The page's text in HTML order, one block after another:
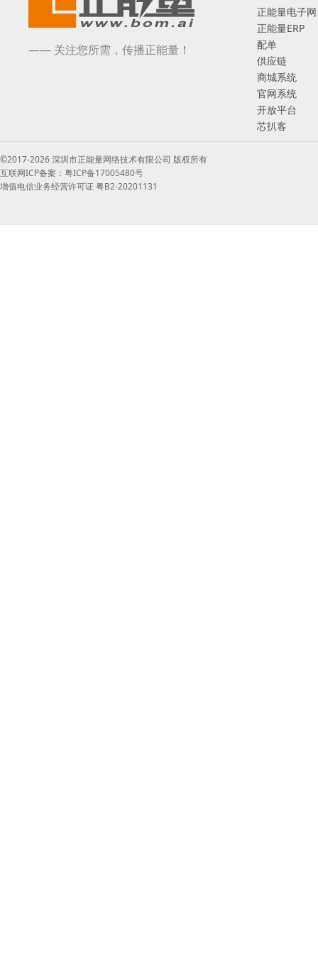
—— 关注您所需，传播正能量！
正能量电子网
正能量ERP
配单
供应链
商城系统
官网系统
开放平台
芯扒客
©2017-2026 深圳市正能量网络技术有限公司 版权所有
互联网ICP备案：粤ICP备17005480号
增值电信业务经营许可证 粤B2-20201131